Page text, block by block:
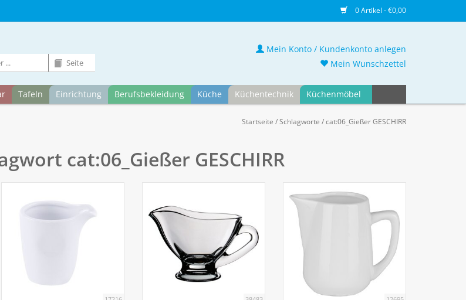
0 Artikel - €0,00
Tafeln Einrichtung Berufsbekleidung Küche Küchentechnik Küchenmöbel
Mein Konto / Kundenkonto anlegen
Mein Wunschzettel
Startseite /Schlagworte /cat:06_Gießer GESCHIRR
cat:06_Gießer GESCHIRR